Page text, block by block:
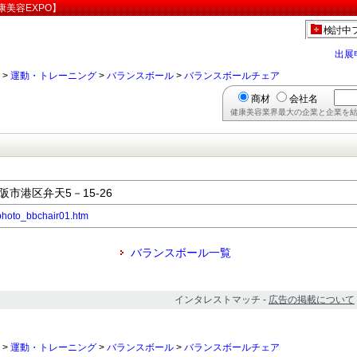
美容EXPO】
検討中
出展
> 運動・トレーニング > バランスボール > バランスボールチェア
商材 会社名
健康美容業界最大の企業と企業を
市港区弁天5－15-26
バランスボール一覧
インタレストマッチ - 広告の掲載について
> 運動・トレーニング > バランスボール > バランスボールチェア